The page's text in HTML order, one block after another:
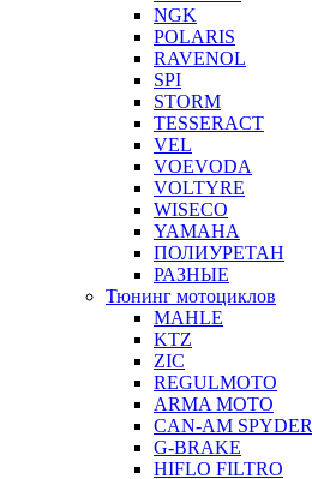
NGK
POLARIS
RAVENOL
SPI
STORM
TESSERACT
VEL
VOEVODA
VOLTYRE
WISECO
YAMAHA
ПОЛИУРЕТАН
РАЗНЫЕ
Тюнинг мотоциклов
MAHLE
KTZ
ZIC
REGULMOTO
ARMA MOTO
CAN-AM SPYDER
G-BRAKE
HIFLO FILTRO